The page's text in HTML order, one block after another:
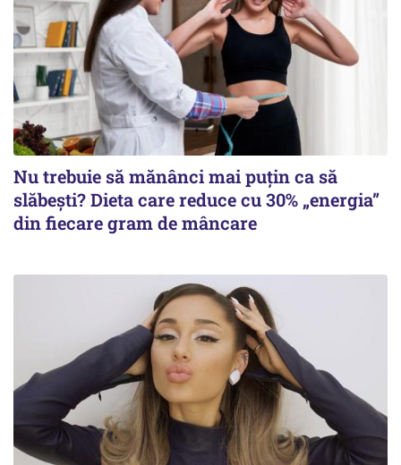
Nu trebuie să mănânci mai puțin ca să
slăbești? Dieta care reduce cu 30% „energia”
din fiecare gram de mâncare